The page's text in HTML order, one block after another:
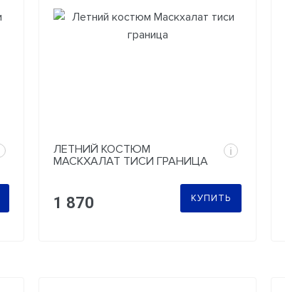
ЛЕТНИЙ КОСТЮМ
МАСКХАЛАТ ТИСИ ГРАНИЦА
i
1 870 КУПИТЬ